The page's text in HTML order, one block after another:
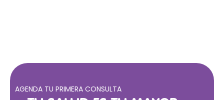
AGENDA TU PRIMERA CONSULTA